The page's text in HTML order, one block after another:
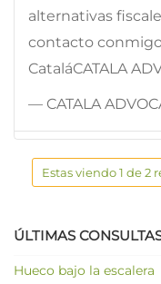
alternativas
contacto
CataláCATALA
— CATALA
Estas viendo 1 de 2
ÚLTIMAS
Hueco bajo la escalera